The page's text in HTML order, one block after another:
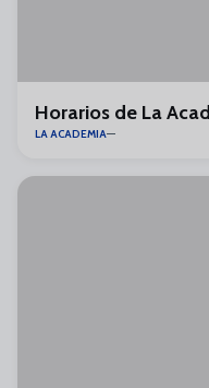
Horarios de La
LA ACADEMIA